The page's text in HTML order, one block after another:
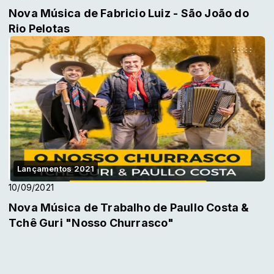
Nova Música de Fabricio Luiz - São João do
Rio Pelotas
Lançamentos 2021
10/09/2021
Nova Música de Trabalho de Paullo Costa &
Tchê Guri "Nosso Churrasco"